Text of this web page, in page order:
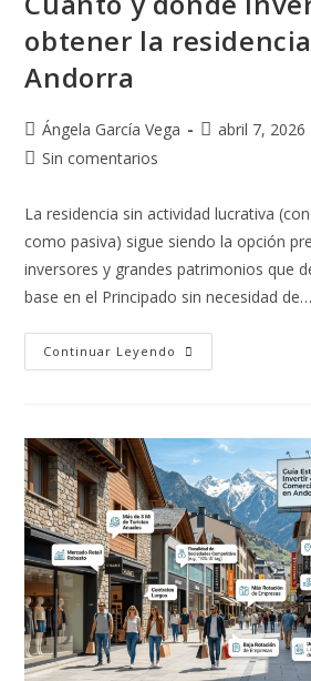
obtener la
Andorra
Ángela García Vega abril 7, 2026
Sin comentarios
La residencia sin actividad lucrativa
como pasiva) sigue siendo la opción
inversores y grandes patrimonios que
base en el Principado sin necesidad de…
Continuar Leyendo